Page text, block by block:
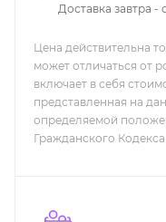
Доставка завтра -
Цена действительна
может отличаться от
включает в себя
представленная на
определяемой
Гражданского